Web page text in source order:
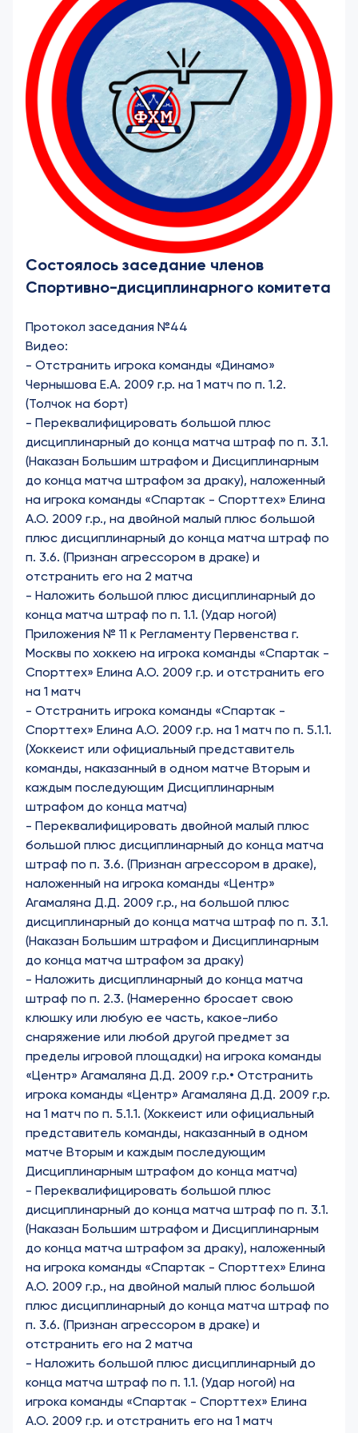
Состоялось заседание членов
Спортивно-дисциплинарного комитета
Протокол заседания №44
Видео:
- Отстранить игрока команды «Динамо»
Чернышова Е.А. 2009 г.р. на 1 матч по п. 1.2.
(Толчок на борт)
- Переквалифицировать большой плюс
дисциплинарный до конца матча штраф по п. 3.1.
(Наказан Большим штрафом и Дисциплинарным
до конца матча штрафом за драку), наложенный
на игрока команды «Спартак - Спорттех» Елина
А.О. 2009 г.р., на двойной малый плюс большой
плюс дисциплинарный до конца матча штраф по
п. 3.6. (Признан агрессором в драке) и
отстранить его на 2 матча
- Наложить большой плюс дисциплинарный до
конца матча штраф по п. 1.1. (Удар ногой)
Приложения № 11 к Регламенту Первенства г.
Москвы по хоккею на игрока команды «Спартак -
Спорттех» Елина А.О. 2009 г.р. и отстранить его
на 1 матч
- Отстранить игрока команды «Спартак -
Спорттех» Елина А.О. 2009 г.р. на 1 матч по п. 5.1.1.
(Хоккеист или официальный представитель
команды, наказанный в одном матче Вторым и
каждым последующим Дисциплинарным
штрафом до конца матча)
- Переквалифицировать двойной малый плюс
большой плюс дисциплинарный до конца матча
штраф по п. 3.6. (Признан агрессором в драке),
наложенный на игрока команды «Центр»
Агамаляна Д.Д. 2009 г.р., на большой плюс
дисциплинарный до конца матча штраф по п. 3.1.
(Наказан Большим штрафом и Дисциплинарным
до конца матча штрафом за драку)
- Наложить дисциплинарный до конца матча
штраф по п. 2.3. (Намеренно бросает свою
клюшку или любую ее часть, какое-либо
снаряжение или любой другой предмет за
пределы игровой площадки) на игрока команды
«Центр» Агамаляна Д.Д. 2009 г.р.• Отстранить
игрока команды «Центр» Агамаляна Д.Д. 2009 г.р.
на 1 матч по п. 5.1.1. (Хоккеист или официальный
представитель команды, наказанный в одном
матче Вторым и каждым последующим
Дисциплинарным штрафом до конца матча)
- Переквалифицировать большой плюс
дисциплинарный до конца матча штраф по п. 3.1.
(Наказан Большим штрафом и Дисциплинарным
до конца матча штрафом за драку), наложенный
на игрока команды «Спартак - Спорттех» Елина
А.О. 2009 г.р., на двойной малый плюс большой
плюс дисциплинарный до конца матча штраф по
п. 3.6. (Признан агрессором в драке) и
отстранить его на 2 матча
- Наложить большой плюс дисциплинарный до
конца матча штраф по п. 1.1. (Удар ногой) на
игрока команды «Спартак - Спорттех» Елина
А.О. 2009 г.р. и отстранить его на 1 матч